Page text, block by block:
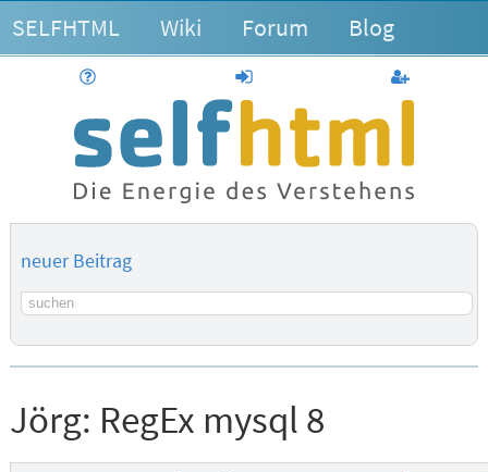
SELFHTML Wiki Forum Blog
anmelden
neuer Beitrag
Suchbegriff
Jörg: RegEx mysql 8